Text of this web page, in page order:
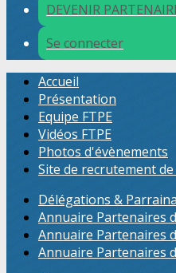
DEVENIR
Se connecter
Accueil
Présentation
Equipe FTPE
Vidéos FTPE
Photos d'évènements
Site de recrutement de
Délégations &
Annuaire Partenaires
Annuaire Partenaires
Annuaire Partenaires